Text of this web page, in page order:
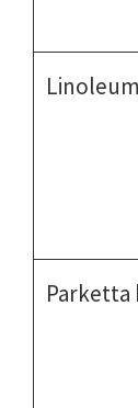
Parketta